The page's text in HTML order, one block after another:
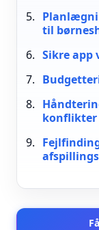
til
Sikre app
konflikter